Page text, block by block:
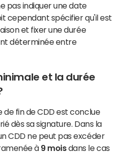
pas indiquer une date
cependant spécifier qu'il est
et fixer une durée
déterminée entre
et la durée
de fin de CDD est conclue
dès sa signature. Dans la
CDD ne peut pas excéder
à 9 moisdans le cas